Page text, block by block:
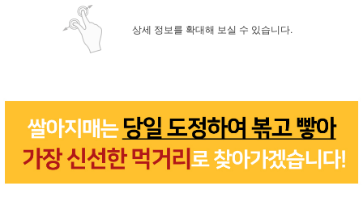
상세 정보를 확대해 보실 수 있습니다.